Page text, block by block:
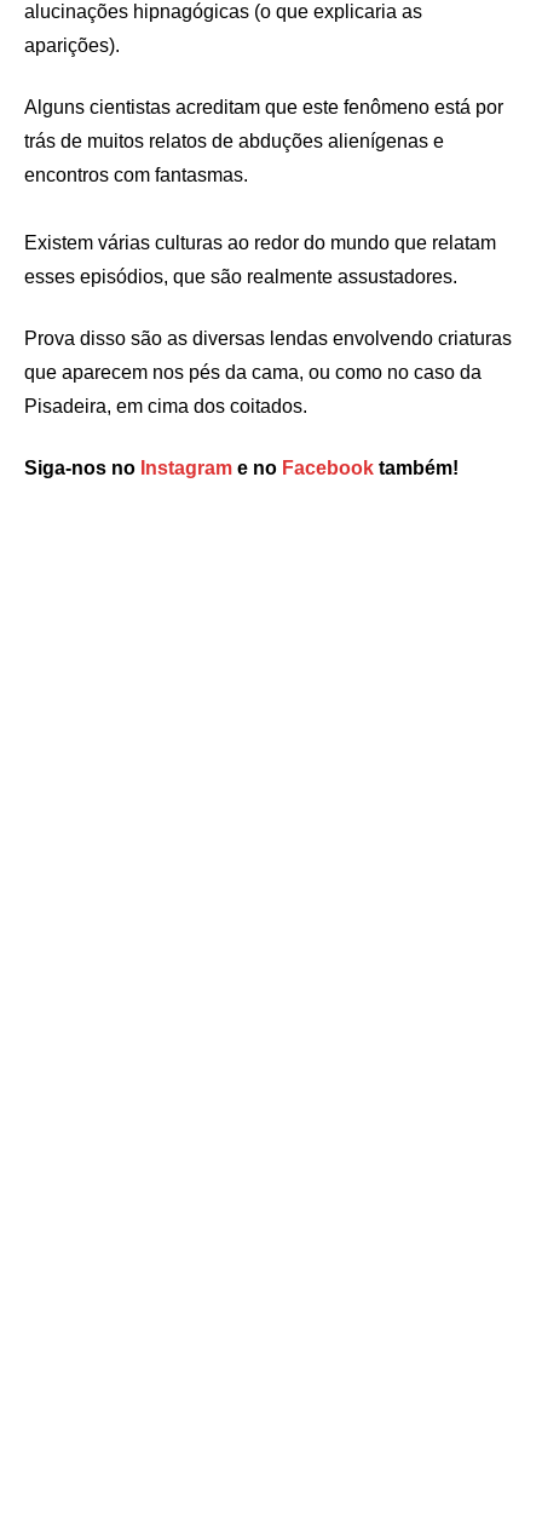
alucinações hipnagógicas (o que explicaria as
aparições).
Alguns cientistas acreditam que este fenômeno está por
trás de muitos relatos de abduções alienígenas e
encontros com fantasmas.
Existem várias culturas ao redor do mundo que relatam
esses episódios, que são realmente assustadores.
Prova disso são as diversas lendas envolvendo criaturas
que aparecem nos pés da cama, ou como no caso da
Pisadeira, em cima dos coitados.
Siga-nos no Instagram e no Facebook também!